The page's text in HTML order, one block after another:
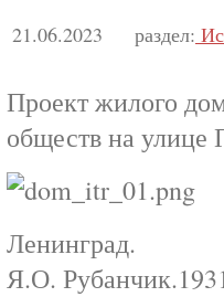
21.06.2023 раздел:
Проект жилого
обществ на улице
Ленинград.
Я.О.